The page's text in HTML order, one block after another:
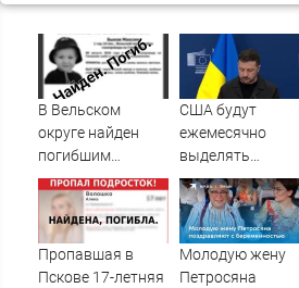
В Вельском
округе найден
погибшим
пропавший
полуторагодовалый
ребёнок
США будут
ежемесячно
выделять
Украине ракеты-
перехватчики —
Зеленский
Пропавшая в
Пскове 17-летняя
Молодую жену
Петросяна